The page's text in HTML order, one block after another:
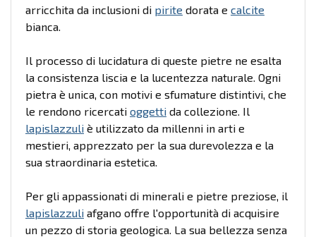
arricchita da inclusioni di pirite dorata e calcite
bianca.
Il processo di lucidatura di queste pietre ne esalta
la consistenza liscia e la lucentezza naturale. Ogni
pietra è unica, con motivi e sfumature distintivi, che
le rendono ricercati oggetti da collezione. Il
lapislazzuli è utilizzato da millenni in arti e
mestieri, apprezzato per la sua durevolezza e la
sua straordinaria estetica.
Per gli appassionati di minerali e pietre preziose, il
lapislazzuli afgano offre l'opportunità di acquisire
un pezzo di storia geologica. La sua bellezza senza